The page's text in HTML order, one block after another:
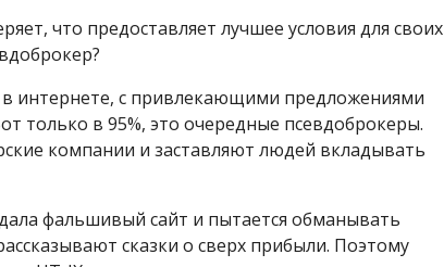
что предоставляет лучшее условия для своих
интернете, с привлекающими предложениями
только в 95%, это очередные псевдоброкеры.
компании и заставляют людей вкладывать
фальшивый сайт и пытается обманывать
сказки о сверх прибыли. Поэтому